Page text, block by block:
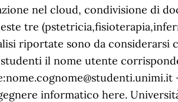
nel cloud, condivisione di
tre
riportate sono da
il nome utente
informatico here.